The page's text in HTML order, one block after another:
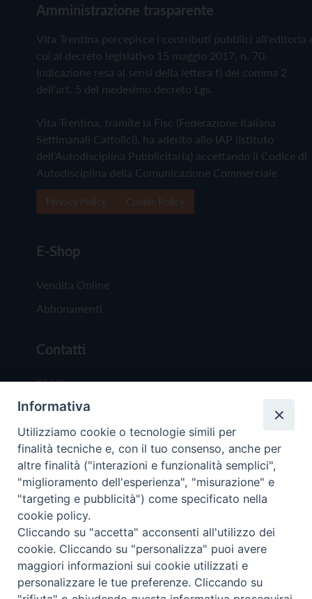
Amministrazione trasparente
Vita Trentina percepisce i contributi pubblici all'editoria
cui al decreto legislativo 15 maggio 2017, n. 70.
Indicazione resa ai sensi della lettera f) del comma 2
dell'art. 5 del medesimo decreto Lgs.
Vita Trentina, tramite la Fisc (Federazione Italiana
Settimanali Cattolici), ha aderito allo IAP (Istituto
dell'Autodisciplina Pubblicitaria) accettando il Codice di
Autodisciplina della Comunicazione Commerciale
E-Shop
Vendita Online
Abbonamenti
Contatti
Chi Siamo
Redazione
Scrivici
Copyright © 2019 - Tutti i diritti riservati - Vita
Trentina Editrice
Privacy Policy
Torna
Informativa
Utilizziamo cookie o tecnologie simili per
finalità tecniche e, con il tuo consenso, anche per
altre finalità ("interazioni e funzionalità semplici",
"miglioramento dell'esperienza", "misurazione" e
"targeting e pubblicità") come specificato nella
cookie policy.
Cliccando su "accetta" acconsenti all'utilizzo dei
cookie. Cliccando su "personalizza" puoi avere
maggiori informazioni sui cookie utilizzati e
personalizzare le tue preferenze. Cliccando su